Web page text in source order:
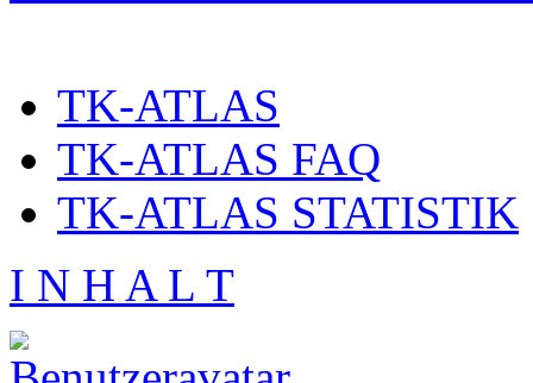
TK-ATLAS
TK-ATLAS FAQ
TK-ATLAS STATISTIK
I N H A L T